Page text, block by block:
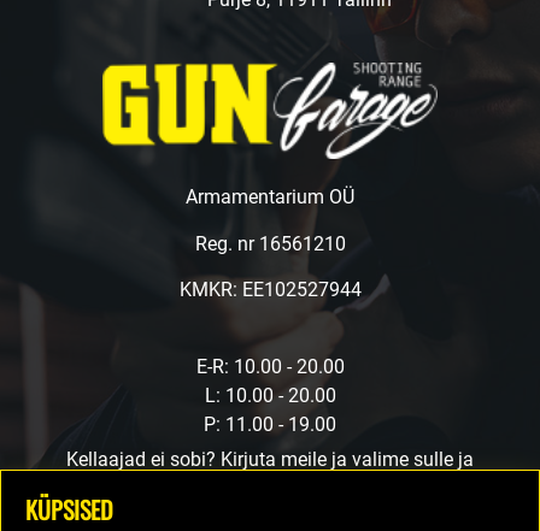
Armamentarium OÜ
Reg. nr 16561210
KMKR: EE102527944
E-R: 10.00 - 20.00
L: 10.00 - 20.00
P: 11.00 - 19.00
Kellaajad ei sobi? Kirjuta meile ja valime sulle ja
KÜPSISED